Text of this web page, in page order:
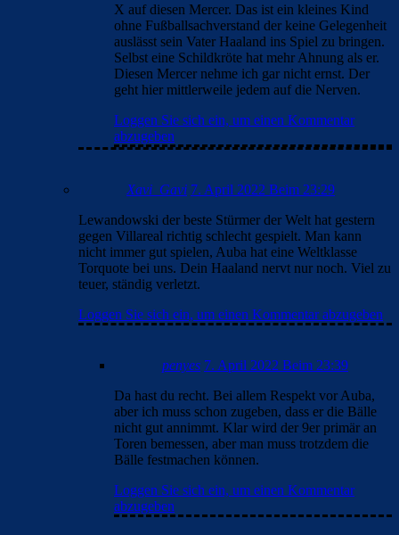
X auf diesen Mercer. Das ist ein kleines Kind
ohne Fußballsachverstand der keine Gelegenheit
auslässt sein Vater Haaland ins Spiel zu bringen.
Selbst eine Schildkröte hat mehr Ahnung als er.
Diesen Mercer nehme ich gar nicht ernst. Der
geht hier mittlerweile jedem auf die Nerven.
Loggen Sie sich ein, um einen Kommentar
abzugeben
Xavi_Gavi 7. April 2022 Beim 23:29
Lewandowski der beste Stürmer der Welt hat gestern
gegen Villareal richtig schlecht gespielt. Man kann
nicht immer gut spielen, Auba hat eine Weltklasse
Torquote bei uns. Dein Haaland nervt nur noch. Viel zu
teuer, ständig verletzt.
Loggen Sie sich ein, um einen Kommentar abzugeben
penyes 7. April 2022 Beim 23:39
Da hast du recht. Bei allem Respekt vor Auba,
aber ich muss schon zugeben, dass er die Bälle
nicht gut annimmt. Klar wird der 9er primär an
Toren bemessen, aber man muss trotzdem die
Bälle festmachen können.
Loggen Sie sich ein, um einen Kommentar
abzugeben